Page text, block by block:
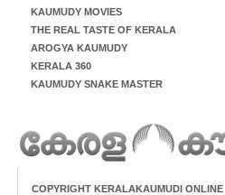
KAUMUDY MOVIES
THE REAL TASTE OF KERALA
AROGYA KAUMUDY
KERALA 360
KAUMUDY SNAKE MASTER
COPYRIGHT KERALAKAUMUDI ONLINE